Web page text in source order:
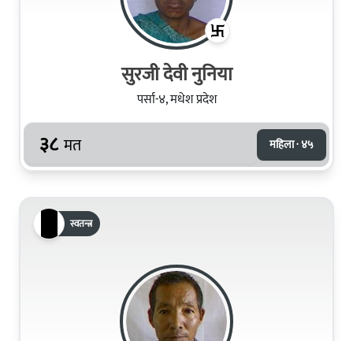
सुरजी देवी नुनिया
पर्सा-४, मधेश प्रदेश
३८ मत महिला · ४५
स्वतन्त्र